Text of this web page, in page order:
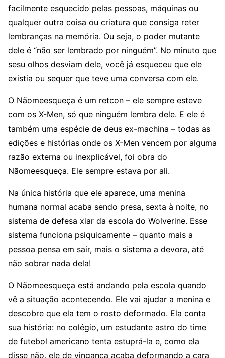
facilmente esquecido pelas pessoas, máquinas ou
qualquer outra coisa ou criatura que consiga reter
lembranças na memória. Ou seja, o poder mutante
dele é “não ser lembrado por ninguém”. No minuto que
sesu olhos desviam dele, você já esqueceu que ele
existia ou sequer que teve uma conversa com ele.
O Nãomeesqueça é um retcon – ele sempre esteve
com os X-Men, só que ninguém lembra dele. E ele é
também uma espécie de deus ex-machina – todas as
edições e histórias onde os X-Men vencem por alguma
razão externa ou inexplicável, foi obra do
Nãomeesqueça. Ele sempre estava por ali.
Na única história que ele aparece, uma menina
humana normal acaba sendo presa, sexta à noite, no
sistema de defesa xiar da escola do Wolverine. Esse
sistema funciona psiquicamente – quanto mais a
pessoa pensa em sair, mais o sistema a devora, até
não sobrar nada dela!
O Nãomeesqueça está andando pela escola quando
vê a situação acontecendo. Ele vai ajudar a menina e
descobre que ela tem o rosto deformado. Ela conta
sua história: no colégio, um estudante astro do time
de futebol americano tenta estuprá-la e, como ela
disse não, ele de vingança acaba deformando a cara